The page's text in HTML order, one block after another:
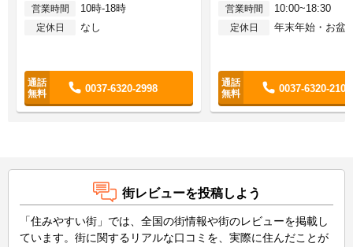
営業時間 10時-18時
定休日 なし
0037-6320-2998
営業時間 10:00~18:30
定休日 年末年始・お盆
0037-6320-2104
街レビューを投稿しよう
「住みやすい街」では、全国の街情報や街のレビューを掲載し
ています。街に関するリアルな口コミを、実際に住んだことが